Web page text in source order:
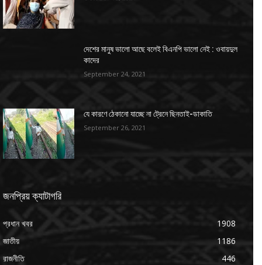
দেশের মানুষ ভালো আছে বলেই বিএনপি ভালো নেই : ওবায়দুল
কাদের
September 24, 2021
যে কারণে ঠেকানো যাচ্ছে না ট্রেনে ছিনতাই-ডাকাতি
September 26, 2021
জনপ্রিয় ক্যাটাগরি
প্রধান খবর
1908
জাতীয়
1186
রাজনীতি
446